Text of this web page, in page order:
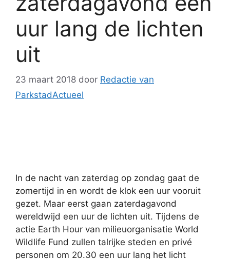
uur lang de lichten
uit
23 maart 2018 door Redactie van
ParkstadActueel
In de nacht van zaterdag op zondag gaat de
zomertijd in en wordt de klok een uur vooruit
gezet. Maar eerst gaan zaterdagavond
wereldwijd een uur de lichten uit. Tijdens de
actie Earth Hour van milieuorganisatie World
Wildlife Fund zullen talrijke steden en privé
personen om 20.30 een uur lang het licht